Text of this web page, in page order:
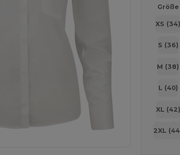
Größe
XS (34)
S (36)
M (38)
L (40)
XL (42)
2XL